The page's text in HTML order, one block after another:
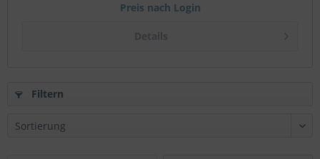
Preis nach Login
Filtern